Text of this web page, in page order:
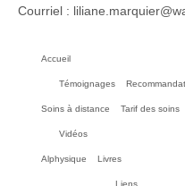
Courriel :
Accueil
Témoignages
Soins à distance
Vidéos
Tarif des soins
Alphysique Livres
Liens